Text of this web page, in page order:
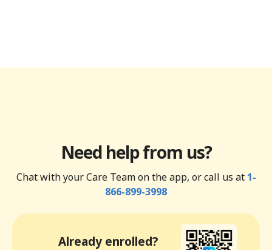
Need help from us?
Chat with your Care Team on the app, or call us at 1-
866-899-3998
Already enrolled?